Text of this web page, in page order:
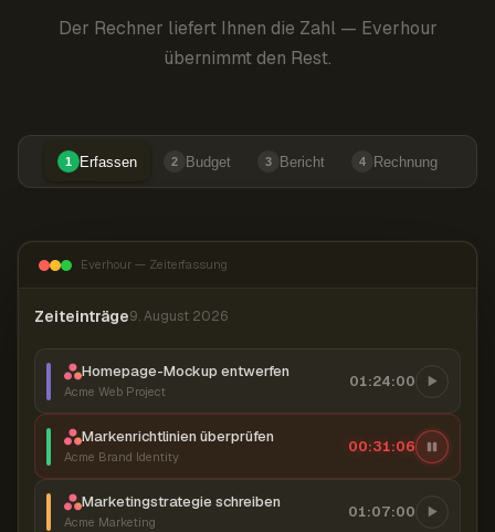
Der Rechner liefert Ihnen die Zahl — Everhour
übernimmt den Rest.
1 Erfassen 2 Budget 3 Bericht 4 Rechnung
Everhour — Zeiterfassung
Zeiteinträge9. August 2026
Homepage-Mockup entwerfen
Acme Web Project
01:24:00
Markenrichtlinien überprüfen
Acme Brand Identity
00:31:07
Marketingstrategie schreiben
Acme Marketing
01:07:00